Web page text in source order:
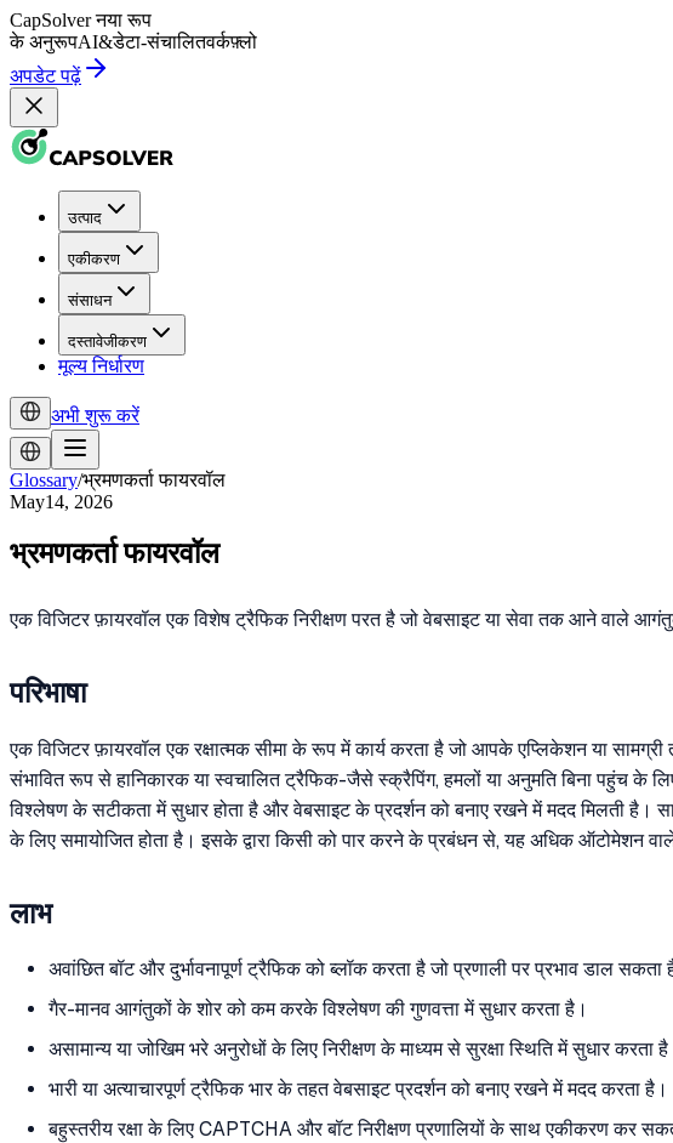
CapSolver नया रूप
के अनुरूपAI&डेटा-संचालितवर्कफ़्लो
अपडेट पढ़ें
उत्पाद
एकीकरण
संसाधन
दस्तावेजीकरण
मूल्य निर्धारण
अभी शुरू करें
Glossary/भ्रमणकर्ता फायरवॉल
May14, 2026
भ्रमणकर्ता फायरवॉल
एक विजिटर फ़ायरवॉल एक विशेष ट्रैफिक निरीक्षण परत है जो वेबसाइट या सेवा तक आने वाले
परिभाषा
एक विजिटर फ़ायरवॉल एक रक्षात्मक सीमा के रूप में कार्य करता है जो आपके एप्लिकेशन या
संभावित रूप से हानिकारक या स्वचालित ट्रैफिक-जैसे स्क्रैपिंग, हमलों या अनुमति बिना पहुंच के
विश्लेषण के सटीकता में सुधार होता है और वेबसाइट के प्रदर्शन को बनाए रखने में मदद मिलती है।
के लिए समायोजित होता है। इसके द्वारा किसी को पार करने के प्रबंधन से, यह अधिक ऑटोमेशन
लाभ
अवांछित बॉट और दुर्भावनापूर्ण ट्रैफिक को ब्लॉक करता है जो प्रणाली पर प्रभाव डाल सकता
गैर-मानव आगंतुकों के शोर को कम करके विश्लेषण की गुणवत्ता में सुधार करता है।
असामान्य या जोखिम भरे अनुरोधों के लिए निरीक्षण के माध्यम से सुरक्षा स्थिति में सुधार करता
भारी या अत्याचारपूर्ण ट्रैफिक भार के तहत वेबसाइट प्रदर्शन को बनाए रखने में मदद करता है।
बहुस्तरीय रक्षा के लिए CAPTCHA और बॉट निरीक्षण प्रणालियों के साथ एकीकरण कर